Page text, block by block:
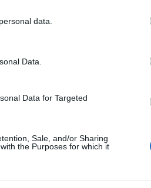
data.
Data.
Data for Targeted
Sale, and/or Sharing
the Purposes for which it
oggetti per
Guardia di
di Civitavecchia e Finanzieri
spedizione in entrata nel